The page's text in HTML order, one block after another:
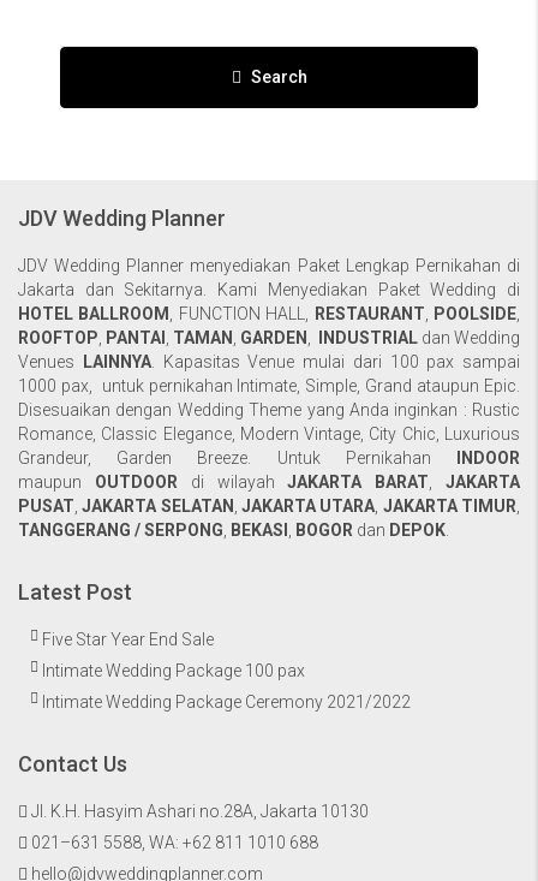
Search
JDV Wedding Planner
JDV Wedding Planner menyediakan Paket Lengkap Pernikahan di
Jakarta dan Sekitarnya. Kami Menyediakan Paket Wedding di
HOTEL BALLROOM
FUNCTION HALL RESTAURANT POOLSIDE
ROOFTOP
PANTAI TAMAN GARDEN INDUSTRIAL dan Wedding
Venues
LAINNYA. Kapasitas Venue mulai dari 100 pax sampai
1000 pax, untuk pernikahan Intimate, Simple, Grand ataupun Epic.
Disesuaikan dengan Wedding Theme yang Anda inginkan : Rustic
Romance, Classic Elegance, Modern Vintage, City Chic, Luxurious
Grandeur, Garden Breeze. Untuk Pernikahan
INDOOR
maupun OUTDOOR di wilayahJAKARTA BARAT ,JAKARTA
PUSAT ,JAKARTA SELATAN ,JAKARTA UTARA JAKARTA TIMUR
TANGGERANG / SERPONG
BEKASI BOGOR dan DEPOK
Latest Post
Five Star Year End Sale
Intimate Wedding Package 100 pax
Intimate Wedding Package Ceremony 2021/2022
Contact Us
Jl. K.H. Hasyim Ashari no.28A, Jakarta 10130
021–631 5588, WA: +62 811 1010 688
hello@jdvweddingplanner.com